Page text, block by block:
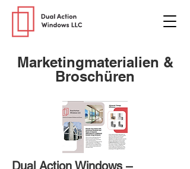
Marketingmaterialien &
Broschüren
Dual Action Windows –